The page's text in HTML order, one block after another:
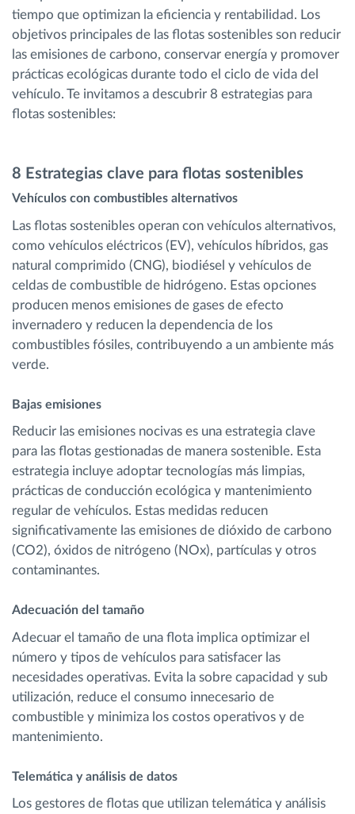
tiempo que optimizan la eficiencia y rentabilidad. Los
objetivos principales de las flotas sostenibles son reducir
las emisiones de carbono, conservar energía y promover
prácticas ecológicas durante todo el ciclo de vida del
vehículo. Te invitamos a descubrir 8 estrategias para
flotas sostenibles:
8 Estrategias clave para flotas sostenibles
Vehículos con combustibles alternativos
Las flotas sostenibles operan con vehículos alternativos,
como vehículos eléctricos (EV), vehículos híbridos, gas
natural comprimido (CNG), biodiésel y vehículos de
celdas de combustible de hidrógeno. Estas opciones
producen menos emisiones de gases de efecto
invernadero y reducen la dependencia de los
combustibles fósiles, contribuyendo a un ambiente más
verde.
Bajas emisiones
Reducir las emisiones nocivas es una estrategia clave
para las flotas gestionadas de manera sostenible. Esta
estrategia incluye adoptar tecnologías más limpias,
prácticas de conducción ecológica y mantenimiento
regular de vehículos. Estas medidas reducen
significativamente las emisiones de dióxido de carbono
(CO2), óxidos de nitrógeno (NOx), partículas y otros
contaminantes.
Adecuación del tamaño
Adecuar el tamaño de una flota implica optimizar el
número y tipos de vehículos para satisfacer las
necesidades operativas. Evita la sobre capacidad y sub
utilización, reduce el consumo innecesario de
combustible y minimiza los costos operativos y de
mantenimiento.
Telemática y análisis de datos
Los gestores de flotas que utilizan telemática y análisis